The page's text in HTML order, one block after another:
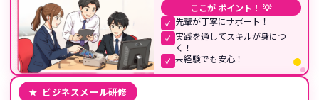
ここが ポイント！ 💡
✓ 先輩が丁寧にサポート！
✓ 実践を通してスキルが身につ
く！
✓ 未経験でも安心！
★ ビジネスメール研修